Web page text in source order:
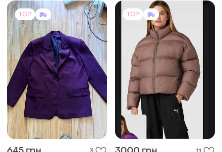
TOP TOP